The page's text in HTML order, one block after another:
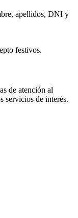
apellidos, DNI y
festivos.
de atención al
servicios de interés.